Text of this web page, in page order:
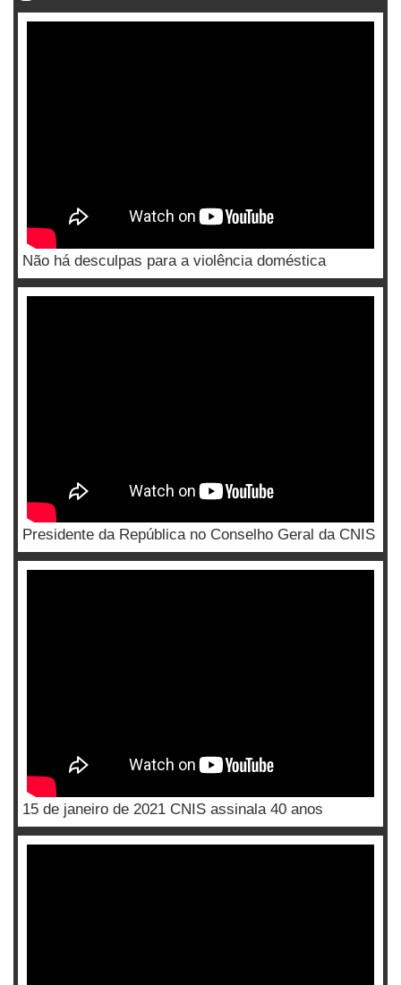
Não há desculpas para a violência doméstica
Presidente da República no Conselho Geral da CNIS
15 de janeiro de 2021 CNIS assinala 40 anos